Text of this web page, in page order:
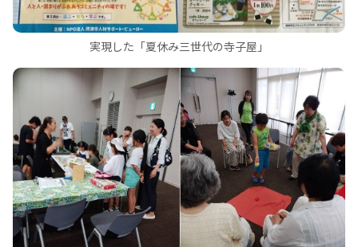
実現した「夏休み三世代の寺子屋」